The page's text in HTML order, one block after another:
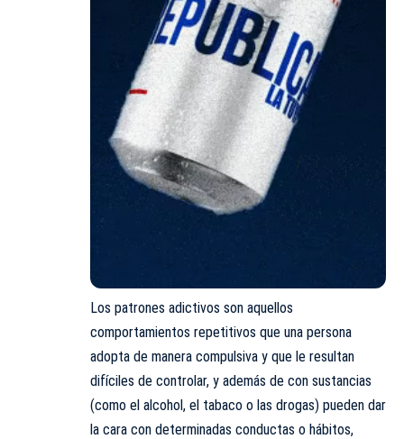
Los patrones adictivos son aquellos
comportamientos repetitivos que una persona
adopta de manera compulsiva y que le resultan
difíciles de controlar, y además de con sustancias
(como el alcohol, el tabaco o las drogas) pueden dar
la cara con determinadas conductas o hábitos,